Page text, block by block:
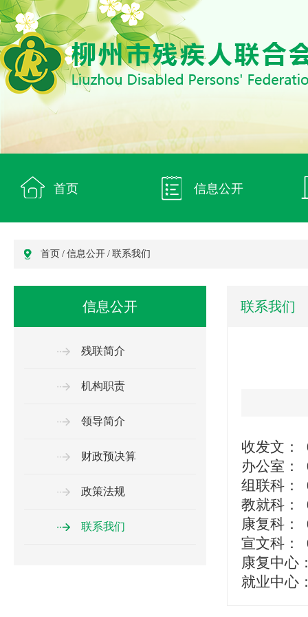
首页 信息公开
首页 / 信息公开 / 联系我们
信息公开
残联简介
机构职责
领导简介
财政预决算
政策法规
联系我们
联系我们
收发文：
办公室：
组联科：
教就科：
康复科：
宣文科：
康复中心
就业中心